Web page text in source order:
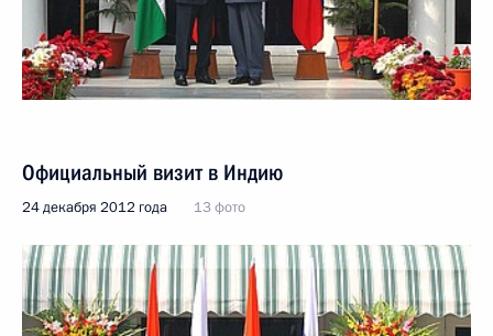
Официальный визит в Индию
24 декабря 2012 года 13 фото